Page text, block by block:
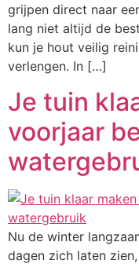
grijpen direct naar
lang niet altijd de
kun je hout veilig
verlengen. In […]
Je tuin
voorjaar
Nu de winter
dagen zich laten